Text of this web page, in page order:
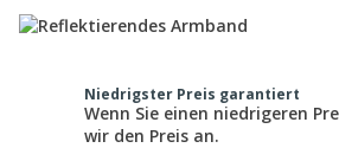
Niedrigster Preis garantiert
Wenn Sie einen niedrigeren
wir den Preis an.